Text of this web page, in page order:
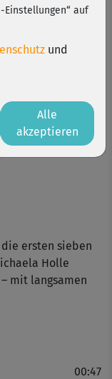
ersten sieben
Holle
mit langsamen
das ganz
00:47
Einstellungen“ auf
und
Alle
akzeptieren